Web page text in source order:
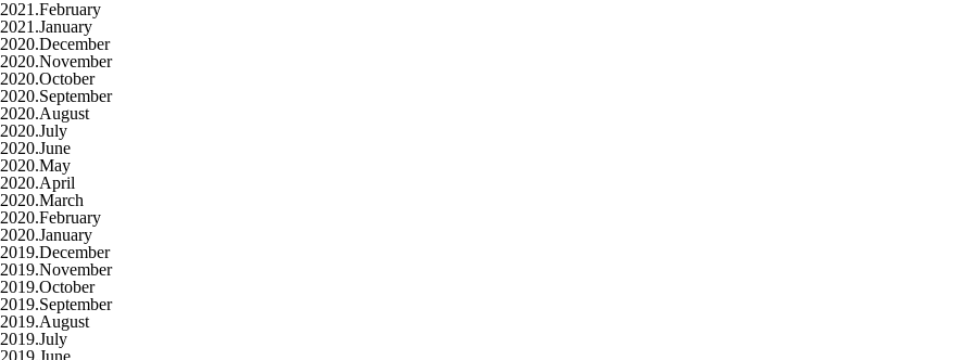
2021.February
2021.January
2020.December
2020.November
2020.October
2020.September
2020.August
2020.July
2020.June
2020.May
2020.April
2020.March
2020.February
2020.January
2019.December
2019.November
2019.October
2019.September
2019.August
2019.July
2019.June